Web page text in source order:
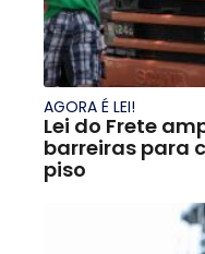
AGORA É LEI!
Lei do Frete
barreiras para
piso